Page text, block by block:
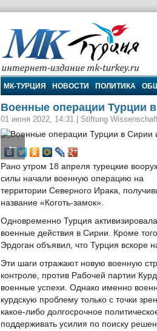
МК-Турция
МК-ТУРЦИЯ НОВОСТИ ПОЛИТИКА
Военные операции Турции
01 июня 2022, 14:31 Stiftung
←
Рано утром 18 апреля турецкие
силы начали военную операцию на
территории Северного Ирака,
название «Коготь-замок».
Одновременно Турция
военные действия в Сирии. Кроме
Эрдоган объявил, что Турция вскоре
Эти шаги отражают новую военную
контроле, против Рабочей партии
военные успехи. Однако именно
курдскую проблему только с точки
какое-либо долгосрочное
поддерживать усилия по поиску